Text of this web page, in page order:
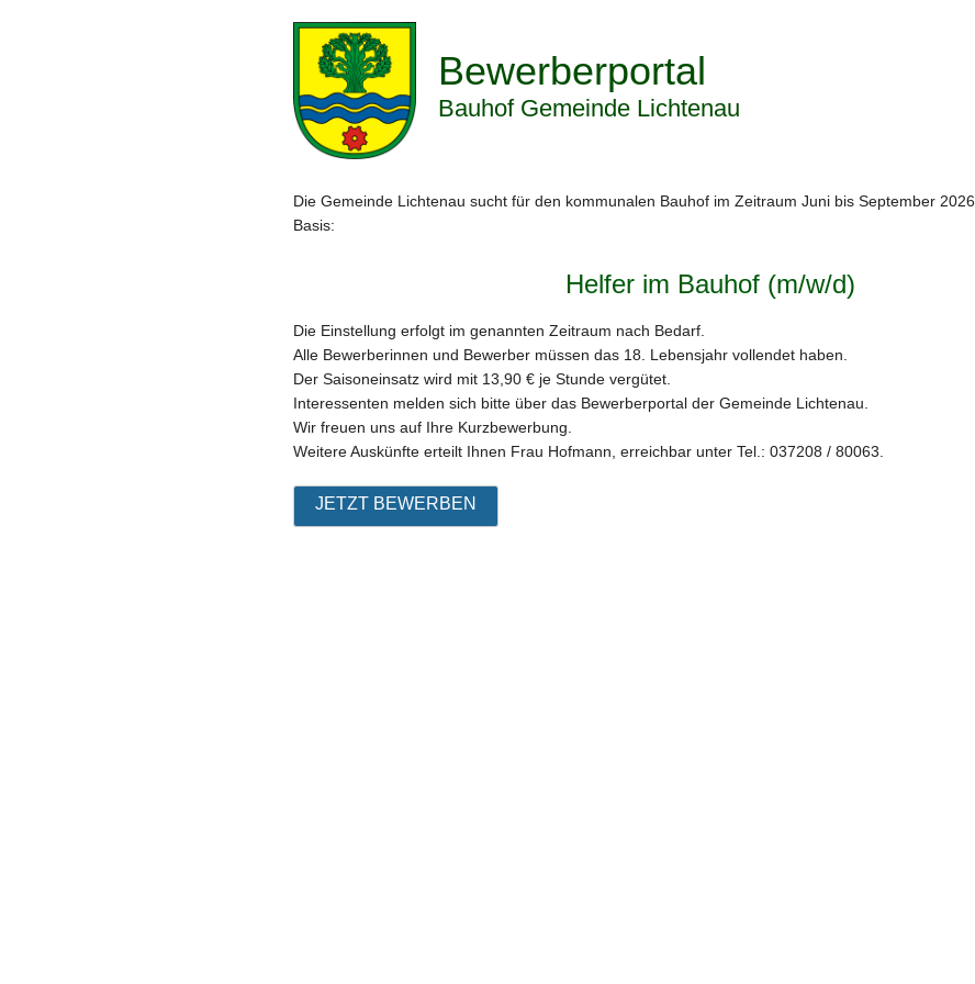
Bewerberportal
Bauhof Gemeinde Lichtenau
Die Gemeinde Lichtenau sucht für den kommunalen Bauhof im Zeitraum Juni bis September 2026
Basis:
Helfer im Bauhof (m/w/d)
Die Einstellung erfolgt im genannten Zeitraum nach Bedarf.
Alle Bewerberinnen und Bewerber müssen das 18. Lebensjahr vollendet haben.
Der Saisoneinsatz wird mit 13,90 € je Stunde vergütet.
Interessenten melden sich bitte über das Bewerberportal der Gemeinde Lichtenau.
Wir freuen uns auf Ihre Kurzbewerbung.
Weitere Auskünfte erteilt Ihnen Frau Hofmann, erreichbar unter Tel.: 037208 / 80063
JETZT BEWERBEN